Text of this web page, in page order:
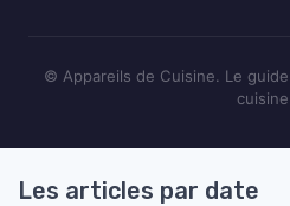
© Appareils de Cuisine. Le
cuisine.
Les articles par date